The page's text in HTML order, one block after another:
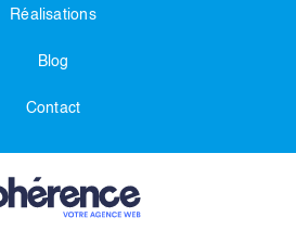
Réalisations
Blog
Contact